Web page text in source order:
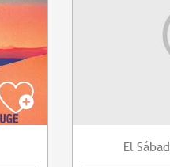
El